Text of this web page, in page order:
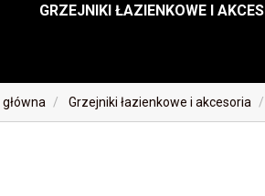
GRZEJNIKI ŁAZIENKOWE I
Grzejniki łazienkowe i akcesoria